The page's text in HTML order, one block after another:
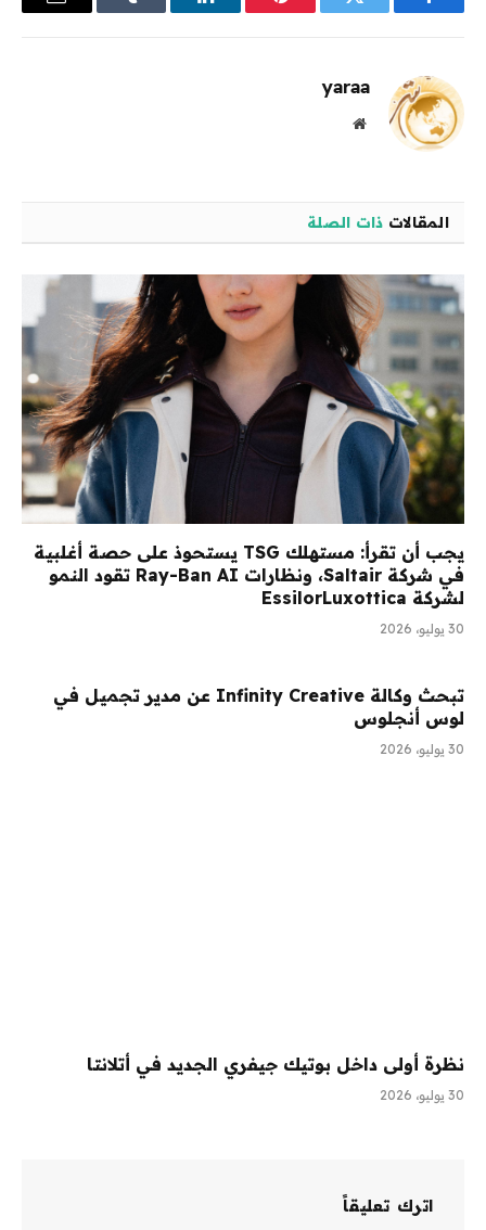
فيسبوك تويتر بينتيريستلينكدإن Tumblr
البريد
yaraa
موقع
المقالات ذات الصلة
يجب أن تقرأ: مستهلك TSG يستحوذ على حصة أغلبية
في شركة Saltair، ونظارات Ray-Ban AI تقود النمو
لشركة EssilorLuxottica
30 يوليو، 2026
تبحث وكالة Infinity Creative عن مدير تجميل في
لوس أنجلوس
30 يوليو، 2026
نظرة أولى داخل بوتيك جيفري الجديد في أتلانتا
30 يوليو، 2026
اترك تعليقاً